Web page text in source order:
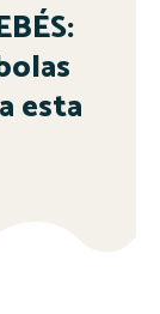
esta